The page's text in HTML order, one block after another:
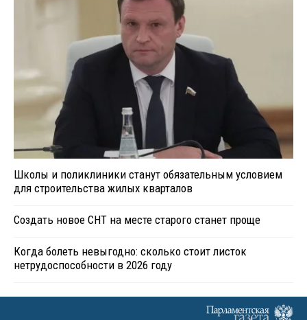
Школы и поликлиники станут обязательным условием
для строительства жилых кварталов
Создать новое СНТ на месте старого станет проще
Когда болеть невыгодно: сколько стоит листок
нетрудоспособности в 2026 году